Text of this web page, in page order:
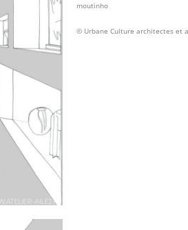
moutinho
© Urbane Culture architectes et